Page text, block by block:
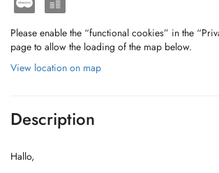
Please enable the “functional cookies” in the
page to allow the loading of the map below.
View location on map
Description
Hallo,